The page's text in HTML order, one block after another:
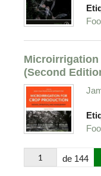
(Second
de 144